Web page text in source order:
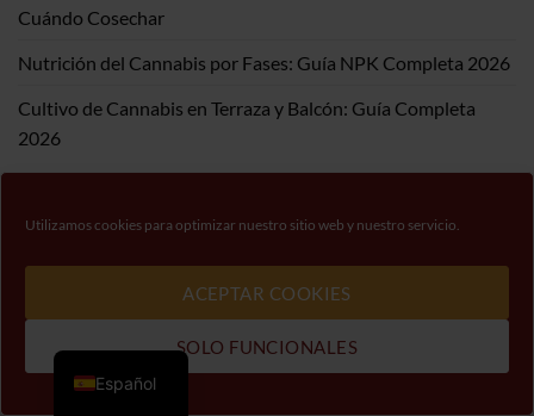
Utilizamos cookies para optimizar nuestro sitio web y nuestro servicio.
ACEPTAR COOKIES
SOLO FUNCIONALES
Cuándo Cosechar
Nutrición del Cannabis por Fases: Guía NPK Completa 2026
Cultivo de Cannabis en Terraza y Balcón: Guía Completa
2026
Bienvenido al blog de 00 Seeds
00 blogenBienvenido al blog de 00 Seeds
Español